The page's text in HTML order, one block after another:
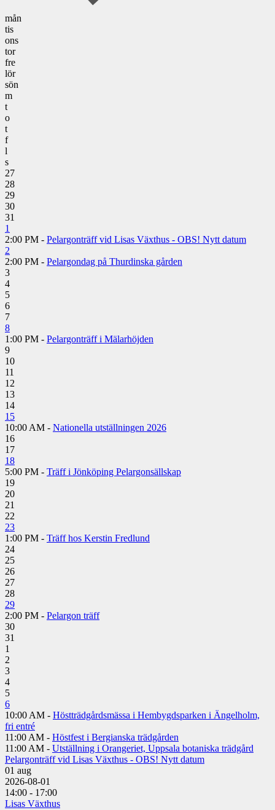
mån
tis
ons
tor
fre
lör
sön
m
t
o
t
f
l
s
27
28
29
30
31
1
2:00 PM - Pelargonträff vid Lisas Växthus - OBS! Nytt datum
2
2:00 PM - Pelargondag på Thurdinska gården
3
4
5
6
7
8
1:00 PM - Pelargonträff i Mälarhöjden
9
10
11
12
13
14
15
10:00 AM - Nationella utställningen 2026
16
17
18
5:00 PM - Träff i Jönköping Pelargonsällskap
19
20
21
22
23
1:00 PM - Träff hos Kerstin Fredlund
24
25
26
27
28
29
2:00 PM - Pelargon träff
30
31
1
2
3
4
5
6
10:00 AM - Höstträdgårdsmässa i Hembygdsparken i Ängelholm,
fri entré
11:00 AM - Höstfest i Bergianska trädgården
11:00 AM - Utställning i Orangeriet, Uppsala botaniska trädgård
Pelargonträff vid Lisas Växthus - OBS! Nytt datum
01 aug
2026-08-01
14:00 - 17:00
Lisas Växthus